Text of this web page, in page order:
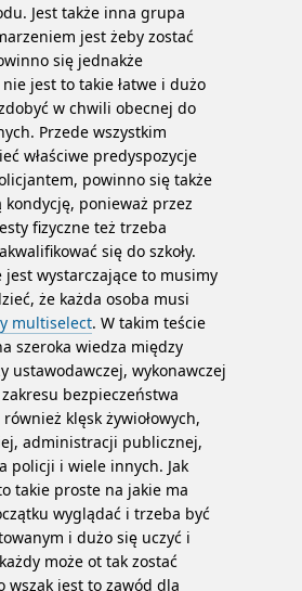
Jest także inna grupa
jest żeby zostać
się jednakże
jest to takie łatwe i dużo
w chwili obecnej do
Przede wszystkim
właściwe predyspozycje
powinno się także
kondycję, ponieważ przez
fizyczne też trzeba
się do szkoły.
jest wystarczające to musimy
że każda osoba musi
multiselect. W takim teście
szeroka wiedza między
ustawodawczej, wykonawczej
bezpieczeństwa
klęsk żywiołowych,
administracji publicznej,
policji i wiele innych. Jak
takie proste na jakie ma
wyglądać i trzeba być
i dużo się uczyć i
może ot tak zostać
wszak jest to zawód dla